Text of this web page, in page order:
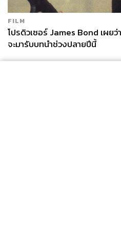
FILM
โปรดิวเซอร์ James Bond เผย
จะมารับบทนำช่วงปลายปีนี้